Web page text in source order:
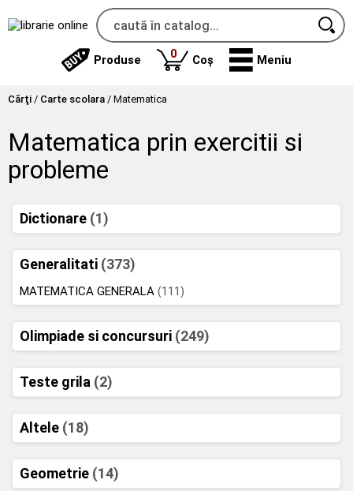
Produse 0produse
Coș Meniu
Cărţi / Carte scolara / Matematica
Matematica prin exercitii si
probleme
Dictionare (1)
Generalitati (373)
MATEMATICA GENERALA (111)
Olimpiade si concursuri (249)
Teste grila (2)
Altele (18)
Geometrie (14)